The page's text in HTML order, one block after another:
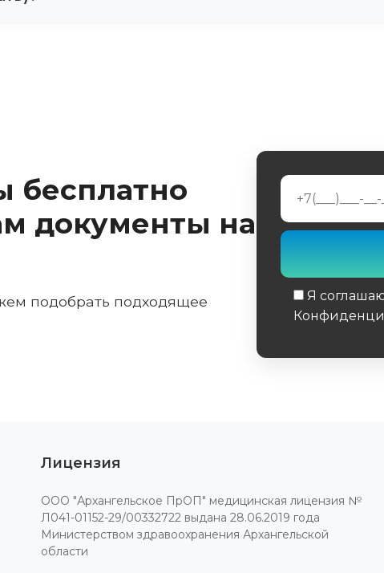
выбирают стиль «киберпанк», оставляя металл
бесплатно
документы на
подобрать подходящее
Я
Лицензия
ООО "Архангельское ПрОП" медицинская лицензия №
Л041-01152-29/00332722 выдана 28.06.2019 года
Министерством здравоохранения Архангельской
области